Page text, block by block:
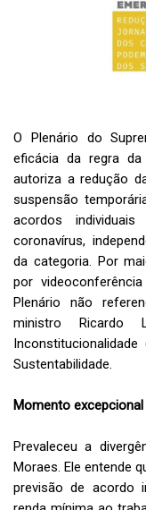
O Plenário do
eficácia da regra da
autoriza a redução
suspensão
acordos
coronavírus,
da categoria. Por
por
Plenário não
ministro Ricardo
Sustentabilidade.
Momento excepcional
Prevaleceu a
Moraes. Ele entende
previsão de acordo